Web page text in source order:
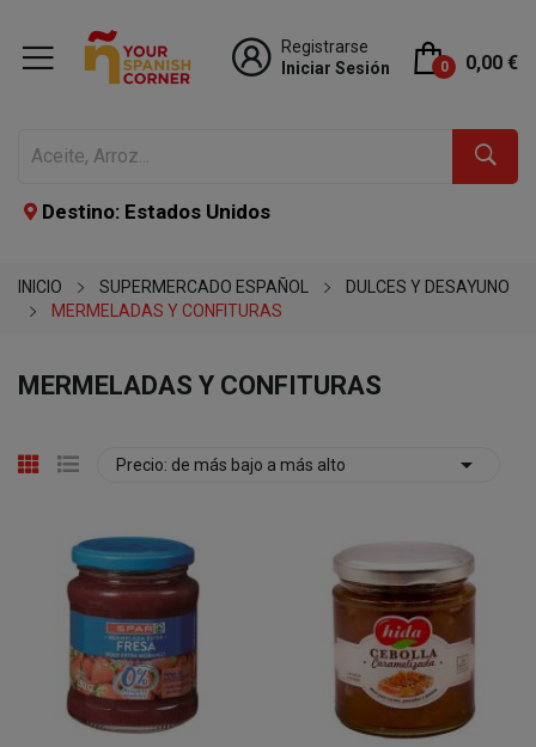
Registrarse
Iniciar Sesión
0 0,00 €
Destino: Estados Unidos
INICIO SUPERMERCADO ESPAÑOL
DULCES Y DESAYUNO
MERMELADAS Y CONFITURAS
MERMELADAS Y CONFITURAS
Precio: de más bajo a más alto 